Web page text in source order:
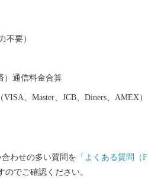
発の大迫力の花火や 世界遺産に轟く
ら多くの人が訪れます。
不要）
）通信料金合算
、Master、JCB、Diners、AMEX）
わせの多い質問を 「よくある質問（F
のでご確認ください。